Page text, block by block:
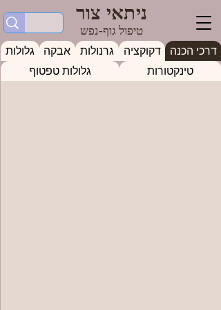
ניתאי צור
טיפול גוף-נפש
דרכי הכנה
דקוקציה גרנולות אבקה
גלולות
טינקטורות
גלולות טפטוף